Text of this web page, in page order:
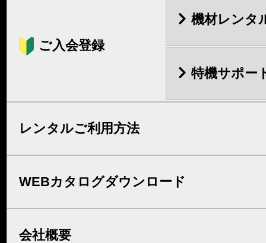
ご入会登録
機材レンタ
特機サポー
レンタルご利用方法
WEBカタログダウンロード
会社概要